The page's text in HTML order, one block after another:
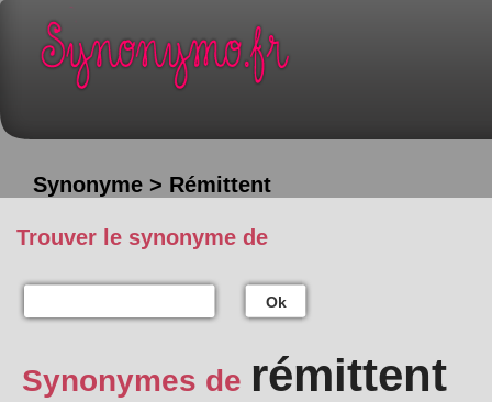
Synonyme > Rémittent
Trouver le synonyme de
Ok
Synonymes de rémittent